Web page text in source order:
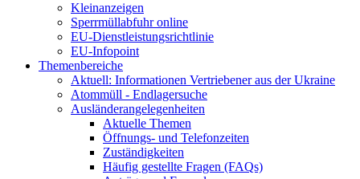
Kleinanzeigen
Sperrmüllabfuhr online
EU-Dienstleistungsrichtlinie
EU-Infopoint
Themenbereiche
Aktuell: Informationen Vertriebener aus der Ukraine
Atommüll - Endlagersuche
Ausländerangelegenheiten
Aktuelle Themen
Öffnungs- und Telefonzeiten
Zuständigkeiten
Häufig gestellte Fragen (FAQs)